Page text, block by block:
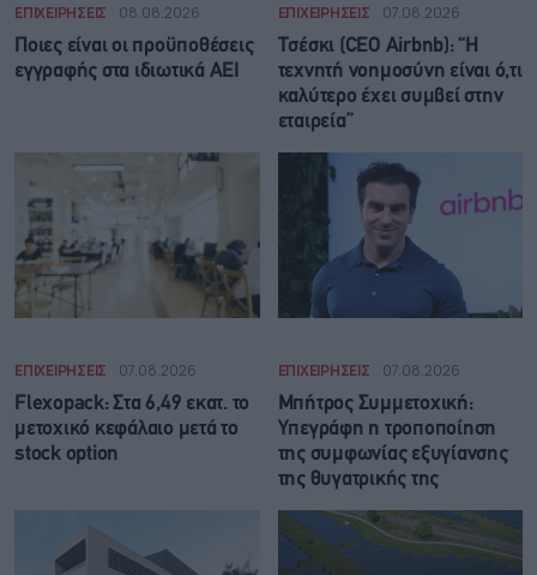
ΕΠΙΧΕΙΡΗΣΕΙΣ 08.08.2026
Ποιες είναι οι προϋποθέσεις
εγγραφής στα ιδιωτικά ΑΕΙ
ΕΠΙΧΕΙΡΗΣΕΙΣ 07.08.2026
Τσέσκι (CEO Airbnb): “Η
τεχνητή νοημοσύνη είναι ό,τι
καλύτερο έχει συμβεί στην
εταιρεία”
ΕΠΙΧΕΙΡΗΣΕΙΣ 07.08.2026
Flexopack: Στα 6,49 εκατ. το
μετοχικό κεφάλαιο μετά το
stock option
ΕΠΙΧΕΙΡΗΣΕΙΣ 07.08.2026
Μπήτρος Συμμετοχική:
Υπεγράφη η τροποποίηση
της συμφωνίας εξυγίανσης
της θυγατρικής της